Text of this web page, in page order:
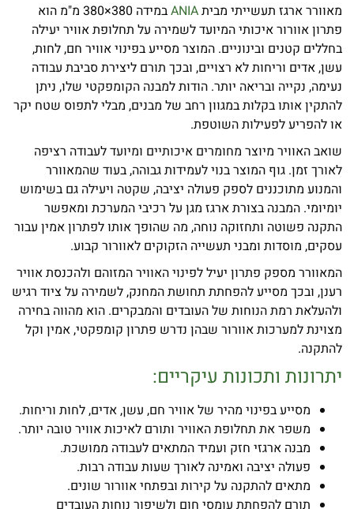
מאוורר ארגז תעשייתי מביתANIA
במידה 380×380 מ"מ הוא
פתרון אוורור איכותי המיועד לשמירה על תחלופת אוויר יעילה
בחללים קטנים ובינוניים. המוצר מסייע בפינוי אוויר חם, לחות,
עשן, אדים וריחות לא רצויים, ובכך תורם ליצירת סביבת עבודה
נעימה, נקייה ובריאה יותר. הודות למבנה הקומפקטי שלו, ניתן
להתקין אותו בקלות במגוון רחב של מבנים, מבלי לתפוס שטח יקר
או להפריע לפעילות השוטפת.
שואב האוויר מיוצר מחומרים איכותיים ומיועד לעבודה רציפה
לאורך זמן. גוף המוצר בנוי לעמידות גבוהה, בעוד שהמאוורר
והמנוע מתוכננים לספק פעולה יציבה, שקטה ויעילה גם בשימוש
יומיומי. המבנה בצורת ארגז מגן על רכיבי המערכת ומאפשר
התקנה פשוטה ותחזוקה נוחה, מה שהופך אותו לפתרון אמין עבור
עסקים, מוסדות ומבני תעשייה הזקוקים לאוורור קבוע.
המאוורר מספק פתרון יעיל לפינוי האוויר המזוהם ולהכנסת אוויר
רענן, ובכך מסייע להפחתת תחושת המחנק, לשמירה על ציוד רגיש
ולהעלאת רמת הנוחות של העובדים והמבקרים. הוא מהווה בחירה
מצוינת למערכות אוורור שבהן נדרש פתרון קומפקטי, אמין וקל
להתקנה.
יתרונות ותכונות עיקריים:
מסייע בפינוי מהיר של אוויר חם, עשן, אדים, לחות וריחות.
משפר את תחלופת האוויר ותורם לאיכות אוויר טובה יותר.
מבנה ארגזי חזק ועמיד המתאים לעבודה ממושכת.
פעולה יציבה ואמינה לאורך שעות עבודה רבות.
מתאים להתקנה על קירות ובפתחי אוורור שונים.
תורם להפחתת עומסי חום ולשיפור נוחות העובדים